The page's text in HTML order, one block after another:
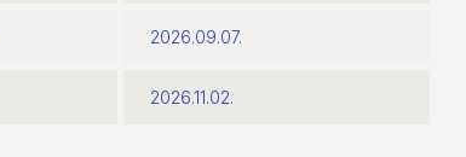
2026.09.07.
2026.11.02.